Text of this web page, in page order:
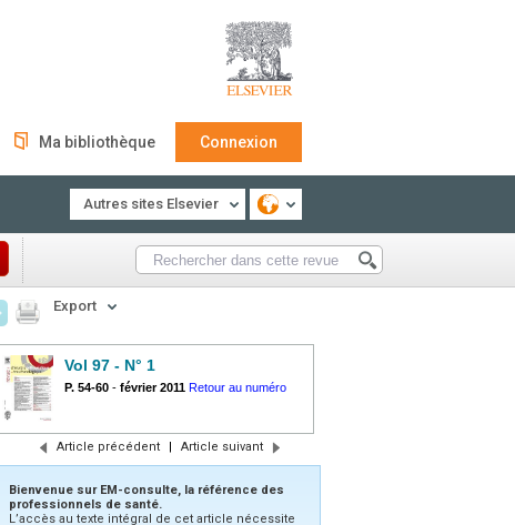
Ma bibliothèque Connexion
Autres sites Elsevier
Export
Vol 97 - N° 1
P. 54-60 - février 2011 Retour au numéro
Article précédent | Article suivant
Bienvenue sur EM-consulte, la référence des
professionnels de santé.
L’accès au texte intégral de cet article nécessite